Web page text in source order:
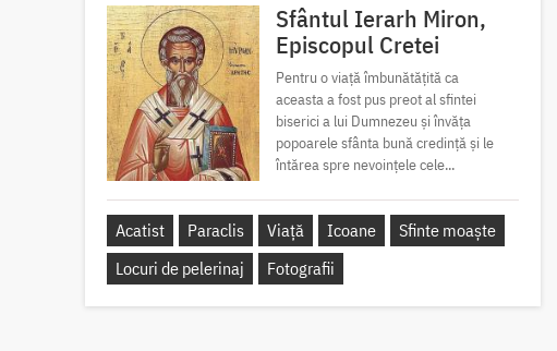
Sfântul Ierarh Miron,
Episcopul Cretei
Pentru o viață îmbunătățită ca
aceasta a fost pus preot al sfintei
biserici a lui Dumnezeu și învăța
popoarele sfânta bună credință și le
întărea spre nevoințele cele...
Acatist Paraclis Viață Icoane
Sfinte moaște
Locuri de pelerinaj
Fotografii